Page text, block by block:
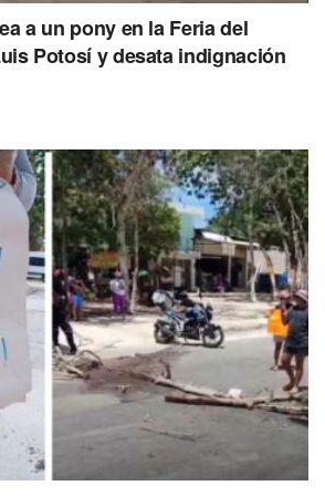
Leer
a un pony en la Feria del
Potosí y desata indignación